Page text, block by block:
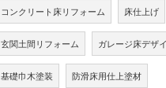
コンクリート床リフォーム 床仕上げ
玄関土間リフォーム ガレージ床デザ
基礎巾木塗装 防滑床用仕上塗材